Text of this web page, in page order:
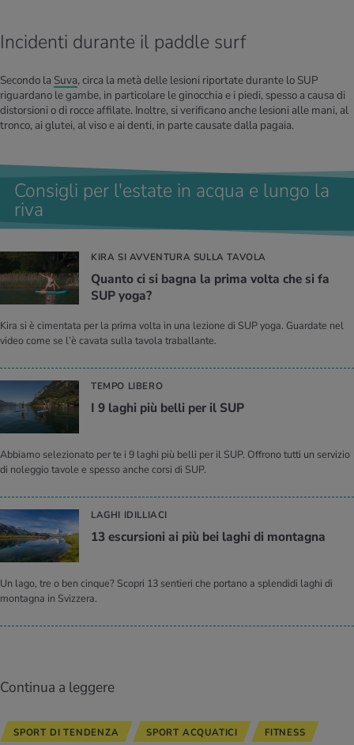
Incidenti durante il paddle surf
Secondo la Suva, circa la metà delle lesioni riportate durante lo SUP
riguardano le gambe, in particolare le ginocchia e i piedi, spesso a causa di
distorsioni o di rocce affilate. Inoltre, si verificano anche lesioni alle mani, al
tronco, ai glutei, al viso e ai denti, in parte causate dalla pagaia.
Consigli per l'estate in acqua e lungo la
riva
KIRA SI AVVENTURA SULLA TAVOLA
Quan­to ci si bagna la prima volta che si fa
SUP yoga?
Kira si è cimentata per la prima volta in una lezione di SUP yoga. Guardate nel
video come se l’è cavata sulla tavola traballante.
TEMPO LIBERO
I 9 laghi più belli per il SUP
Abbiamo selezionato per te i 9 laghi più belli per il SUP. Offrono tutti un servizio
di noleggio tavole e spesso anche corsi di SUP.
LAGHI IDILLIACI
13 escur­sio­ni ai più bei laghi di mon­ta­gna
Un lago, tre o ben cinque? Scopri 13 sentieri che portano a splendidi laghi di
montagna in Svizzera.
Continua a leggere
SPORT DI TENDENZA SPORT ACQUATICI FITNESS